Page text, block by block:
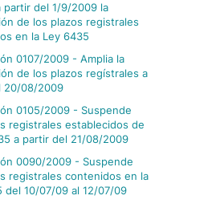
partir del 1/9/2009 la
de los plazos registrales
en la Ley 6435
0107/2009 - Amplia la
de los plazos regístrales a
20/08/2009
0105/2009 - Suspende
registrales establecidos de
a partir del 21/08/2009
0090/2009 - Suspende
registrales contenidos en la
del 10/07/09 al 12/07/09